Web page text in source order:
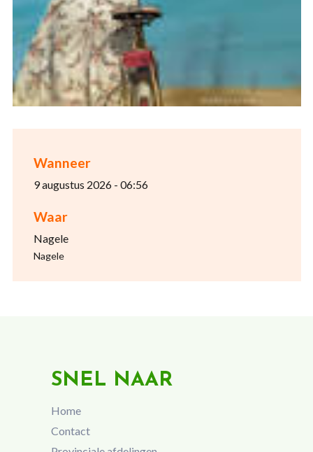
Wanneer
9 augustus 2026 - 06:56
Waar
Nagele
Nagele
SNEL NAAR
Home
Contact